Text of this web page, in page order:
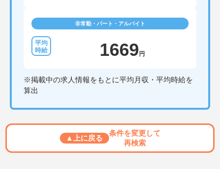
非常勤・パート・アルバイト
1669 円
※掲載中の求人情報をもとに平均月収・平均時給を
算出
▲上に戻る
条件を変更して
再検索